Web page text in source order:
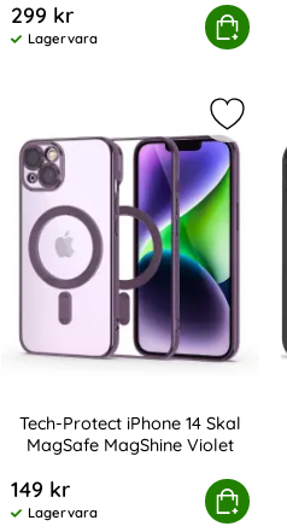
299 kr
Tillgänglighet:
Lagervara
Köp
iPhone 14 Skal 360
Tech-Protect iPhone 14 Skal
MagSafe MagShine Violet
149 kr
Tillgänglighet:
Lagervara
Köp
Protect iPhone 14 Skal